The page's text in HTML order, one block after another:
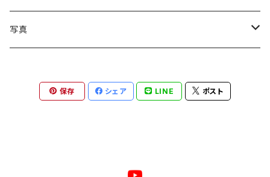
iPhone 11
iPhone 11 Pro MAX
絵画
写真
ジクレプリント
保存 シェア LINE ポスト